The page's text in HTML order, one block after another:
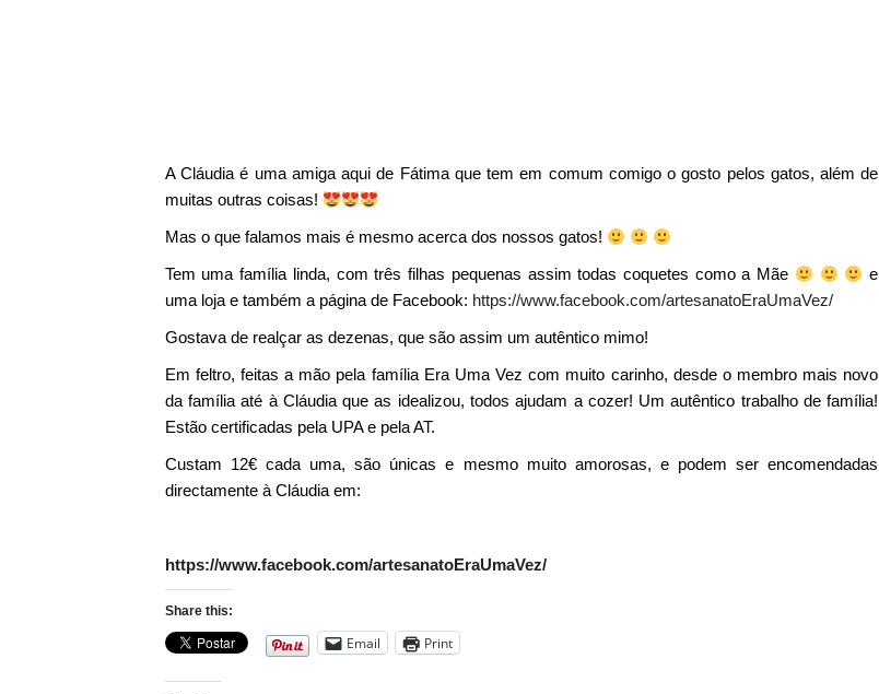
A Cláudia é uma amiga aqui de Fátima que tem em comum comigo o gosto pelos gatos, além de
muitas outras coisas!
Mas o que falamos mais é mesmo acerca dos nossos gatos!
Tem uma família linda, com três filhas pequenas assim todas coquetes como a Mãe
e
uma loja e também a página de Facebook: https://www.facebook.com/artesanatoEraUmaVez/
Gostava de realçar as dezenas, que são assim um autêntico mimo!
Em feltro, feitas a mão pela família Era Uma Vez com muito carinho, desde o membro mais novo
da família até à Cláudia que as idealizou, todos ajudam a cozer! Um autêntico trabalho de família!
Estão certificadas pela UPA e pela AT.
Custam 12€ cada uma, são únicas e mesmo muito amorosas, e podem ser encomendadas
directamente à Cláudia em:
https://www.facebook.com/artesanatoEraUmaVez/
Share this:
Email Print